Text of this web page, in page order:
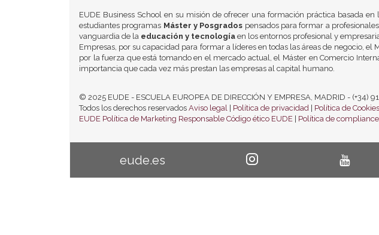
EUDE Business School en su misión de ofrecer una formación práctica basada en
estudiantes programas Máster y Posgrados pensados para formar a
vanguardia de la educación y tecnología en los entornos profesional y
Empresas, por su capacidad para formar a líderes en todas las áreas de negocio,
por la fuerza que está tomando en el mercado actual, el Máster en Comercio
importancia que cada vez más prestan las empresas al capital humano.
© 2025 EUDE - ESCUELA EUROPEA DE DIRECCIÓN Y EMPRESA, MADRID - (+34)
Todos los derechos reservados Aviso legal Política de privacidad Política de Cookies
EUDE Política de Marketing Responsable Código ético EUDE Política de compliance
eude.es